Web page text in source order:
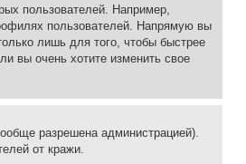
пользователей. Например,
пользователей. Напрямую вы
лишь для того, чтобы быстрее
вы очень хотите изменить свое
разрешена администрацией).
от кражи.